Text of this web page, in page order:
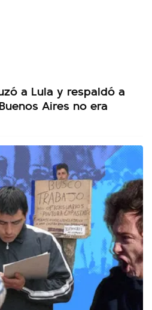
a Lula y respaldó a
Aires no era